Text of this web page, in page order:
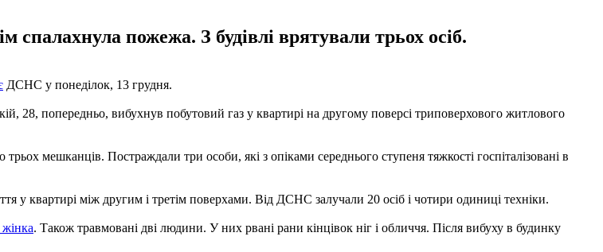
спалахнула пожежа. З будівлі врятували трьох осіб.
ДСНС у понеділок, 13 грудня.
28, попередньо, вибухнув побутовий газ у квартирі на другому поверсі триповерхового житлового
мешканців. Постраждали три особи, які з опіками середнього ступеня тяжкості госпіталізовані в
у квартирі між другим і третім поверхами. Від ДСНС залучали 20 осіб і чотири одиниці техніки.
. Також травмовані дві людини. У них рвані рани кінцівок ніг і обличчя. Після вибуху в будинку